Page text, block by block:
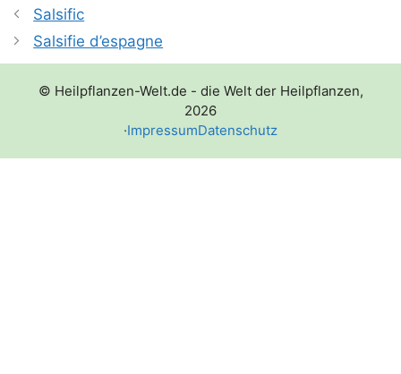
Salsific
Salsifie d’espagne
© Heilpflanzen-Welt.de - die Welt der Heilpflanzen,
2026
·ImpressumDatenschutz